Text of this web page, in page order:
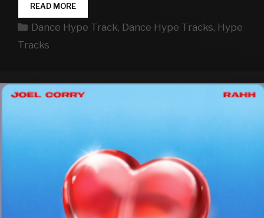
READ MOREDANCE
HYPE
TRACKS
Kategorien
Dance Hype Track, Dance Hype Tracks, Hype
Tracks